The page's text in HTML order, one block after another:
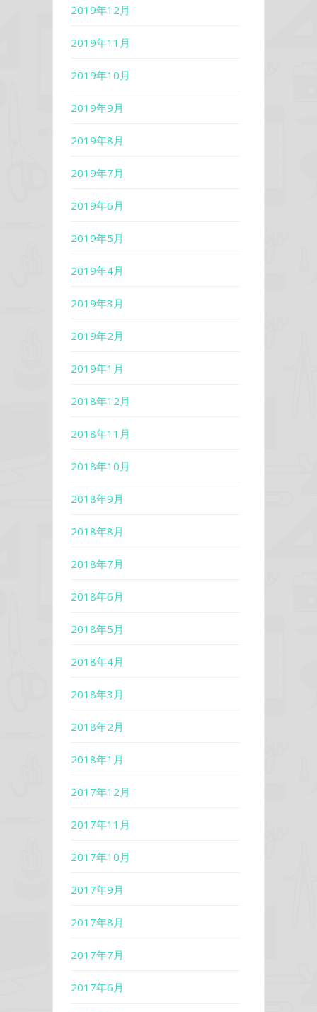
2019年12月
2019年11月
2019年10月
2019年9月
2019年8月
2019年7月
2019年6月
2019年5月
2019年4月
2019年3月
2019年2月
2019年1月
2018年12月
2018年11月
2018年10月
2018年9月
2018年8月
2018年7月
2018年6月
2018年5月
2018年4月
2018年3月
2018年2月
2018年1月
2017年12月
2017年11月
2017年10月
2017年9月
2017年8月
2017年7月
2017年6月